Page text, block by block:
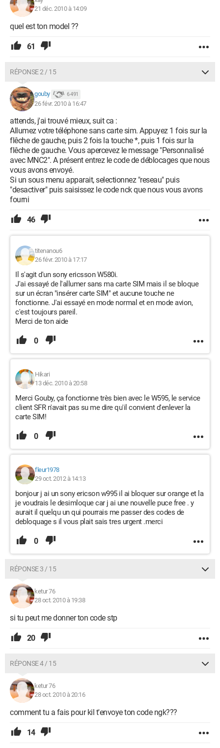
21 déc. 2010 à 14:09
quel est ton model ??
61
RÉPONSE 2 / 15
gouby 6 491
26 févr. 2010 à 16:47
attends, j'ai trouvé mieux, suit ca :
Allumez votre téléphone sans carte sim. Appuyez 1 fois sur la
flêche de gauche, puis 2 fois la touche *, puis 1 fois sur la
flêche de gauche. Vous apercevez le message "Personnalisé
avec MNC2". A présent entrez le code de déblocages que nous
vous avons envoyé.
Si un sous menu apparait, selectionnez "reseau" puis
"desactiver" puis saisissez le code nck que nous vous avons
fourni
46
titenanou6
26 févr. 2010 à 17:17
Il s'agit d'un sony ericsson W580i.
J'ai essayé de l'allumer sans ma carte SIM mais il se bloque
sur un écran "insérer carte SIM" et aucune touche ne
fonctionne. J'ai essayé en mode normal et en mode avion,
c'est toujours pareil.
Merci de ton aide
0
Hikari
13 déc. 2010 à 20:58
Merci Gouby, ça fonctionne très bien avec le W595, le service
client SFR n'avait pas su me dire qu'il convient d'enlever la
carte SIM!
0
fleur1978
29 oct. 2012 à 14:13
bonjour j ai un sony ericson w995 il ai bloquer sur orange et la
je voudrais le desimloque car j ai une nouvelle puce free . y
aurait il quelqu un qui pourrais me passer des codes de
debloquage s il vous plait sais tres urgent .merci
0
RÉPONSE 3 / 15
ketur 76
28 oct. 2010 à 19:38
si tu peut me donner ton code stp
20
RÉPONSE 4 / 15
ketur 76
28 oct. 2010 à 20:16
comment tu a fais pour kil t'envoye ton code ngk???
14